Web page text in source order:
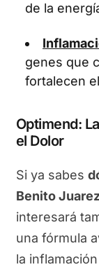
de la
genes que
fortalecen
Optimend:
el Dolor
Si ya sabes
Benito
interesará
una fórmula
la